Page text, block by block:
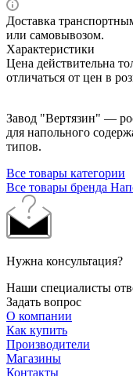
Доставка
или самовывозом.
Характеристики
Цена действительна
отличаться от цен в
Завод "Вертязин" —
для напольного
типов.
Все товары категории
Все товары бренда
Нужна консультация?
Наши специалисты
Задать вопрос
О компании
Как купить
Производители
Магазины
Контакты